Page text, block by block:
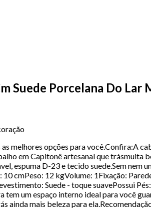
Suede Porcelana Do Lar
melhores opções para você.Confira:A
em Capitonê artesanal que trásmuita
espuma D-23 e tecido suede.Sem nem
cmPeso: 12 kgVolume: 1Fixação:
Suede - toque suavePossui
um espaço interno ideal para você
mais beleza para